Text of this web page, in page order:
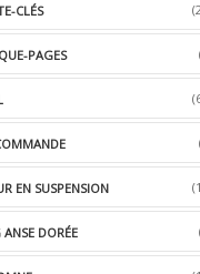
CLÉS
PAGES
EN SUSPENSION
DORÉE